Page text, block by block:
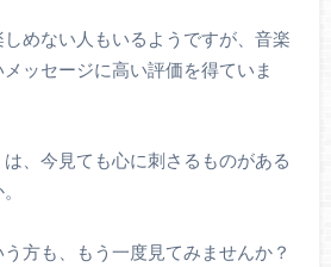
めない人もいるようですが、音楽
ッセージに高い評価を得ていま
、今見ても心に刺さるものがある
方も、もう一度見てみませんか？